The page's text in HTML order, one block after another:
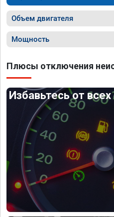
Объем двигателя
Мощность
Плюсы отключения
Избавьтесь от